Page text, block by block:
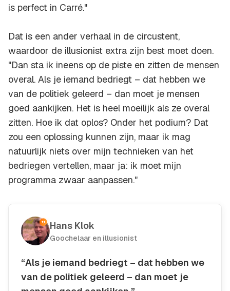
is perfect in Carré."
Dat is een ander verhaal in de circustent,
waardoor de illusionist extra zijn best moet doen.
"Dan sta ik ineens op de piste en zitten de mensen
overal. Als je iemand bedriegt – dat hebben we
van de politiek geleerd – dan moet je mensen
goed aankijken. Het is heel moeilijk als ze overal
zitten. Hoe ik dat oplos? Onder het podium? Dat
zou een oplossing kunnen zijn, maar ik mag
natuurlijk niets over mijn technieken van het
bedriegen vertellen, maar ja: ik moet mijn
programma zwaar aanpassen."
Hans Klok
Goochelaar en illusionist
“Als je iemand bedriegt – dat hebben we
van de politiek geleerd – dan moet je